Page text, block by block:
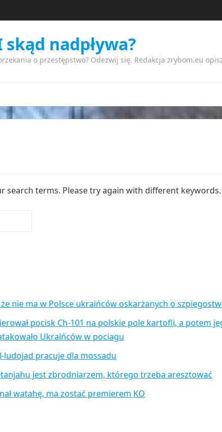
skąd nadpływa?
o przestępstwo? Odezwij się. Redakcja zrybom.eu
search terms. Please try again with different keywords.
nie ma w Polsce ukraińców oskarżanych o
pocisk Ch-101 na polskie pole kartofli, a potem
Ukraińców w pociagu
pracuje dla mossadu
jest zbrodniarzem, którego trzeba aresztować
watahę, ma zostać premierem KO